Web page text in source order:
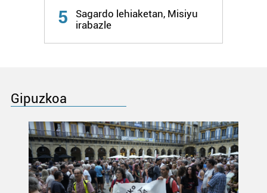
5
Sagardo lehiaketan, Misiyu
irabazle
Gipuzkoa